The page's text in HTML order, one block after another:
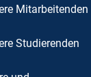
Mitarbeitenden
Studierenden